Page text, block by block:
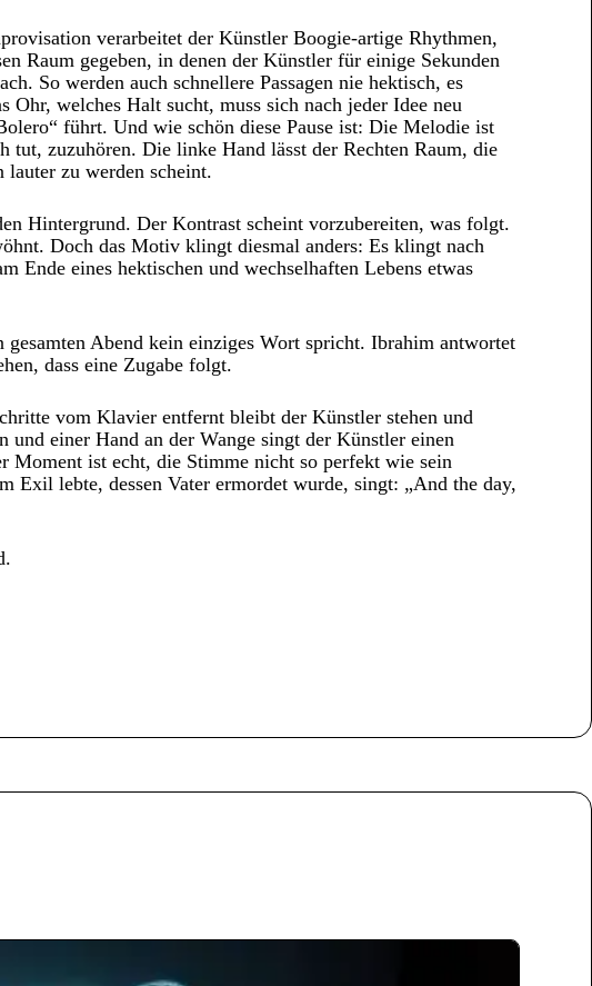
verarbeitet der Künstler Boogie-artige Rhythmen,
Raum gegeben, in denen der Künstler für einige Sekunden
So werden auch schnellere Passagen nie hektisch, es
Ohr, welches Halt sucht, muss sich nach jeder Idee neu
führt. Und wie schön diese Pause ist: Die Melodie ist
tut, zuzuhören. Die linke Hand lässt der Rechten Raum, die
zu werden scheint.
Hintergrund. Der Kontrast scheint vorzubereiten, was folgt.
Doch das Motiv klingt diesmal anders: Es klingt nach
eines hektischen und wechselhaften Lebens etwas
Abend kein einziges Wort spricht. Ibrahim antwortet
dass eine Zugabe folgt.
vom Klavier entfernt bleibt der Künstler stehen und
einer Hand an der Wange singt der Künstler einen
Moment ist echt, die Stimme nicht so perfekt wie sein
Exil lebte, dessen Vater ermordet wurde, singt: „And the day,